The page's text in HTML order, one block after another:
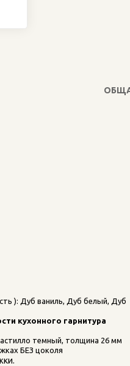
): Дуб ваниль, Дуб белый, Дуб
кухонного гарнитура
темный, толщина 26 мм
БЕЗ цоколя